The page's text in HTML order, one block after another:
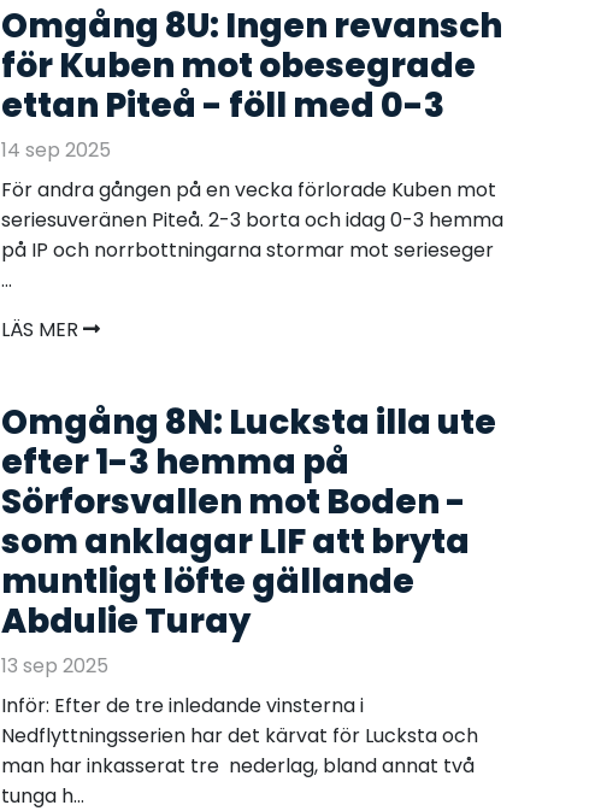
Omgång 8U: Ingen revansch
för Kuben mot obesegrade
ettan Piteå - föll med 0-3
14 sep 2025
För andra gången på en vecka förlorade Kuben mot
seriesuveränen Piteå. 2-3 borta och idag 0-3 hemma
på IP och norrbottningarna stormar mot serieseger
...
LÄS MER
Omgång 8N: Lucksta illa ute
efter 1-3 hemma på
Sörforsvallen mot Boden -
som anklagar LIF att bryta
muntligt löfte gällande
Abdulie Turay
13 sep 2025
Inför: Efter de tre inledande vinsterna i
Nedflyttningsserien har det kärvat för Lucksta och
man har inkasserat tre nederlag, bland annat två
tunga h...